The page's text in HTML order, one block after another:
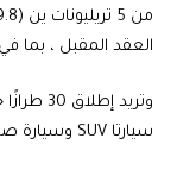
العقد المقبل ، بما
وتريد إطلاق 30 طرازًا جديدًا من
سيارتا SUV وسيارة صغيرة ، بحلول عام 2030.